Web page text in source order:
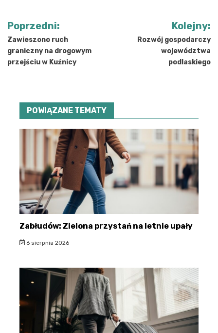
Nawigacja
wpisu
Poprzedni:
Zawieszono ruch
graniczny na drogowym
przejściu w Kuźnicy
Kolejny:
Rozwój gospodarczy
województwa
podlaskiego
POWIĄZANE TEMATY
Zabłudów: Zielona przystań na letnie upały
6 sierpnia 2026